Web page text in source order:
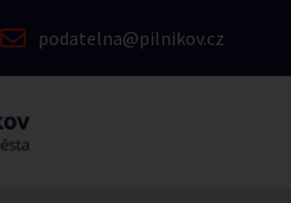
podatelna@pilnikov.cz